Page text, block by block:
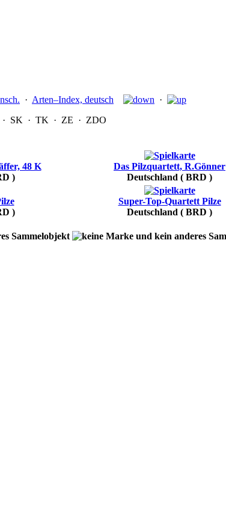
· Arten–Index, deutsch
·
· SK · TK · ZE · ZDO
48 K
)
Das Pilzquartett, R.Gönner
Deutschland ( BRD )
)
Super-Top-Quartett Pilze
Deutschland ( BRD )